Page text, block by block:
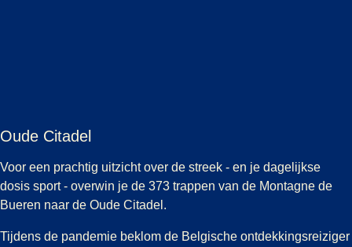
Oude Citadel
Voor een prachtig uitzicht over de streek - en je dagelijkse
dosis sport - overwin je de 373 trappen van de Montagne de
Bueren naar de Oude Citadel.
Tijdens de pandemie beklom de Belgische ontdekkingsreiziger